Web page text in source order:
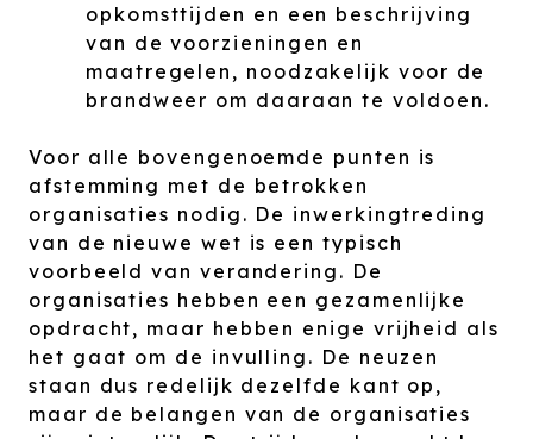
opkomsttijden en een beschrijving
van de voorzieningen en
maatregelen, noodzakelijk voor de
brandweer om daaraan te voldoen.
Voor alle bovengenoemde punten is
afstemming met de betrokken
organisaties nodig. De inwerkingtreding
van de nieuwe wet is een typisch
voorbeeld van verandering. De
organisaties hebben een gezamenlijke
opdracht, maar hebben enige vrijheid als
het gaat om de invulling. De neuzen
staan dus redelijk dezelfde kant op,
maar de belangen van de organisaties